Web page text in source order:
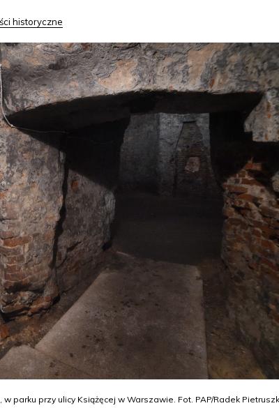
historyczne
parku przy ulicy Książęcej w Warszawie. Fot. PAP/Radek